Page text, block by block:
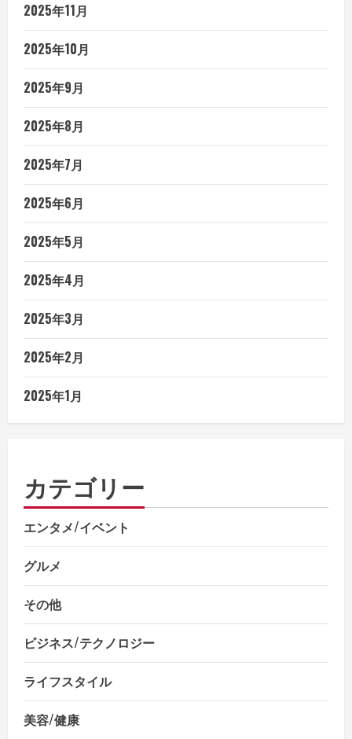
2025年11月
2025年10月
2025年9月
2025年8月
2025年7月
2025年6月
2025年5月
2025年4月
2025年3月
2025年2月
2025年1月
カテゴリー
エンタメ/イベント
グルメ
その他
ビジネス/テクノロジー
ライフスタイル
美容/健康